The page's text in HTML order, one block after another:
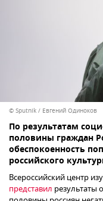
© Sputnik / Евгений Одиноков
По результатам
половины граждан
обеспокоенность
российского
Всероссийский центр
представил результаты